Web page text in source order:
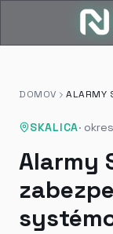
DOMOV ALARMY
SKALICA·
Alarmy